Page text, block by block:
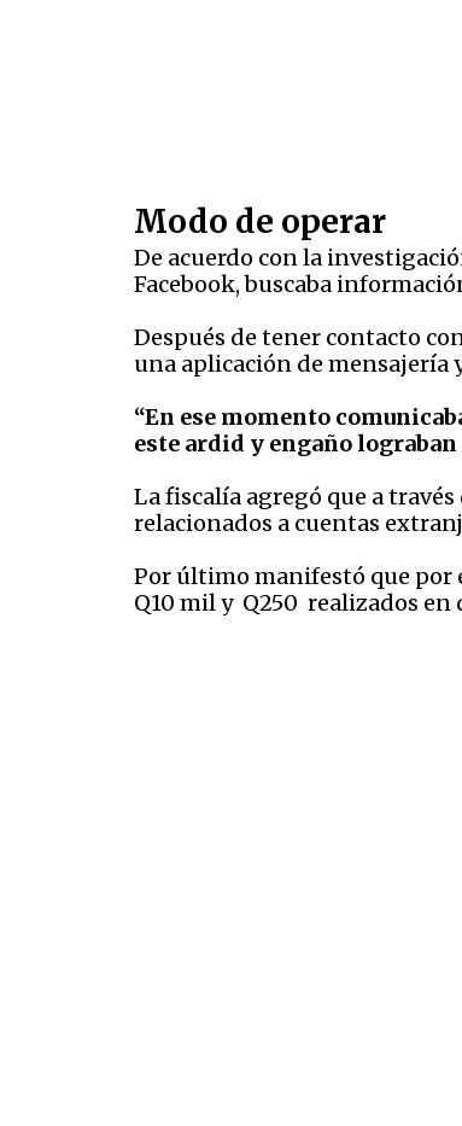
Modo de operar
De acuerdo con la
Facebook, buscaba
Después de tener contacto
una aplicación de mensajería
“En ese momento
este ardid y engaño
La fiscalía agregó que a
relacionados a cuentas
Por último manifestó que por
Q10 mil y Q250 realizados